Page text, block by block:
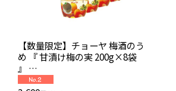
【数量限定】チョーヤ 梅酒のう
め 『 甘漬け梅の実 200g×8袋
』
紀州産南高梅100%使用 スイー